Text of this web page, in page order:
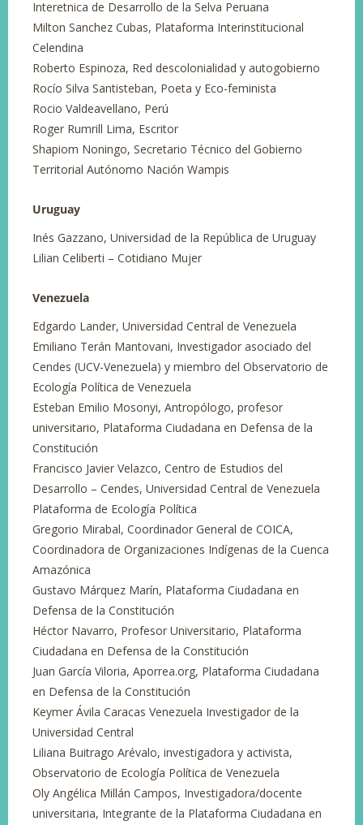
Interetnica de Desarrollo de la Selva Peruana
Milton Sanchez Cubas, Plataforma Interinstitucional
Celendina
Roberto Espinoza, Red descolonialidad y autogobierno
Rocío Silva Santisteban, Poeta y Eco-feminista
Rocio Valdeavellano, Perú
Roger Rumrill Lima, Escritor
Shapiom Noningo, Secretario Técnico del Gobierno
Territorial Autónomo Nación Wampis
Uruguay
Inés Gazzano, Universidad de la República de Uruguay
Lilian Celiberti – Cotidiano Mujer
Venezuela
Edgardo Lander, Universidad Central de Venezuela
Emiliano Terán Mantovani, Investigador asociado del
Cendes (UCV-Venezuela) y miembro del Observatorio de
Ecología Política de Venezuela
Esteban Emilio Mosonyi, Antropólogo, profesor
universitario, Plataforma Ciudadana en Defensa de la
Constitución
Francisco Javier Velazco, Centro de Estudios del
Desarrollo – Cendes, Universidad Central de Venezuela
Plataforma de Ecología Política
Gregorio Mirabal, Coordinador General de COICA,
Coordinadora de Organizaciones Indígenas de la Cuenca
Amazónica
Gustavo Márquez Marín, Plataforma Ciudadana en
Defensa de la Constitución
Héctor Navarro, Profesor Universitario, Plataforma
Ciudadana en Defensa de la Constitución
Juan García Viloria, Aporrea.org, Plataforma Ciudadana
en Defensa de la Constitución
Keymer Ávila Caracas Venezuela Investigador de la
Universidad Central
Liliana Buitrago Arévalo, investigadora y activista,
Observatorio de Ecología Política de Venezuela
Oly Angélica Millán Campos, Investigadora/docente
universitaria, Integrante de la Plataforma Ciudadana en